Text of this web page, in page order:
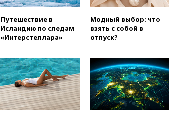
13:03
Испания ввела
погранконтроль для
итальянских туристов
Возгорание на Ильском
потушили
11:47
Суд оставил под
арестом Rolls-Royce блогера
Лерчек
11:07
При столкновении
Путешествие в
Исландию по следам
«Интерстеллара»
Модный выбор: что
взять с собой в
отпуск?